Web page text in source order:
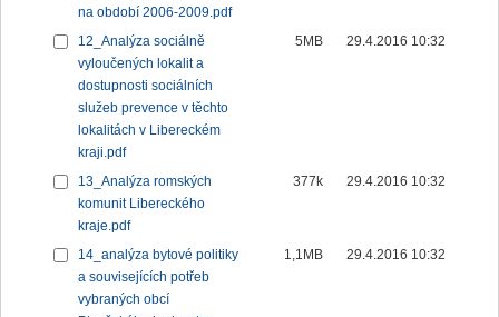
na období 2006-2009.pdf
12_Analýza sociálně
vyloučených lokalit a
dostupnosti sociálních
služeb prevence v těchto
lokalitách v Libereckém
kraji.pdf
5MB 29.4.2016 10:32
13_Analýza romských
komunit Libereckého
kraje.pdf
377k 29.4.2016 10:32
14_analýza bytové politiky
a souvisejících potřeb
vybraných obcí
1,1MB 29.4.2016 10:32